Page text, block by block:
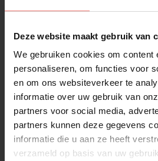
Deze website maakt gebruik van
We gebruiken cookies om content
personaliseren, om functies voor
en om ons websiteverkeer te
informatie over uw gebruik van
partners voor social media,
partners kunnen deze gegevens
informatie die u aan ze heeft
verzameld op basis van uw